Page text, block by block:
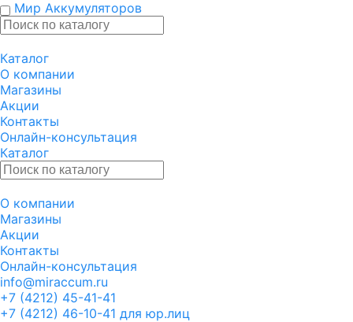
Мир Аккумуляторов
Каталог
О компании
Магазины
Акции
Контакты
Онлайн-консультация
Каталог
О компании
Магазины
Акции
Контакты
Онлайн-консультация
info@miraccum.ru
+7 (4212) 45-41-41
+7 (4212) 46-10-41 для юр.лиц